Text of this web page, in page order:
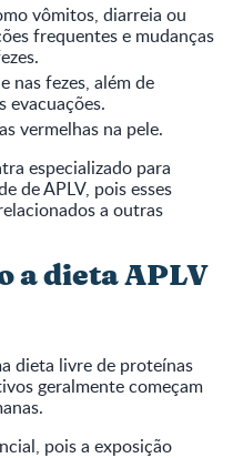
vômitos, diarreia ou
frequentes e mudanças
nas fezes, além de
evacuações.
vermelhas na pele.
especializado para
de APLV, pois esses
a outras
a dieta APLV
dieta livre de proteínas
geralmente começam
pois a exposição